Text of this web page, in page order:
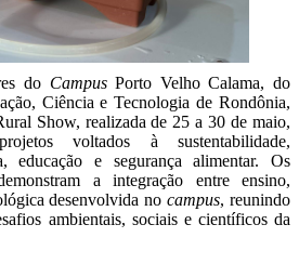
do CampusPorto Velho Calama, do
Ciência e Tecnologia de Rondônia,
Show, realizada de 25 a 30 de maio,
voltados à sustentabilidade,
educação e segurança alimentar. Os
a integração entre ensino,
desenvolvida nocampus, reunindo
ambientais, sociais e científicos da